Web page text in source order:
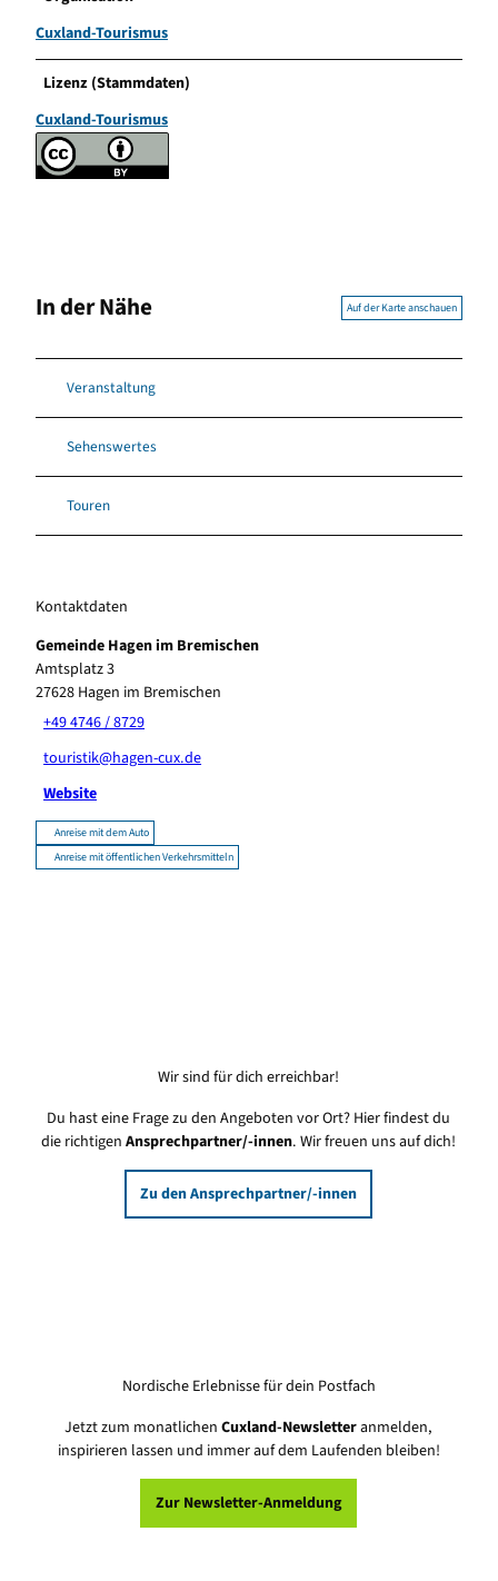
Cuxland-Tourismus
Lizenz (Stammdaten)
Cuxland-Tourismus
In der Nähe Auf der Karte anschauen
Veranstaltung
Sehenswertes
Touren
Kontaktdaten
Gemeinde Hagen im Bremischen
Amtsplatz 3
27628 Hagen im Bremischen
+49 4746 / 8729
touristik@hagen-cux.de
Website
Anreise mit dem Auto
Anreise mit öffentlichen Verkehrsmitteln
Wir sind für dich erreichbar!
Du hast eine Frage zu den Angeboten vor Ort? Hier findest du
die richtigenAnsprechpartner/-innen. Wir freuen uns auf dich!
Zu den Ansprechpartner/-innen
Nordische Erlebnisse für dein Postfach
Jetzt zum monatlichenCuxland-Newsletteranmelden,
inspirieren lassen und immer auf dem Laufenden bleiben!
Zur Newsletter-Anmeldung